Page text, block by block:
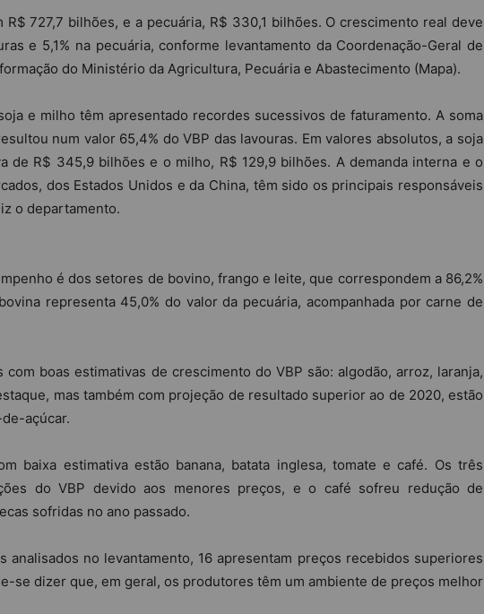
R$ 727,7 bilhões, e a pecuária, R$ 330,1 bilhões. O crescimento real deve
e 5,1% na pecuária, conforme levantamento da Coordenação-Geral de
do Ministério da Agricultura, Pecuária e Abastecimento (Mapa).
e milho têm apresentado recordes sucessivos de faturamento. A soma
num valor 65,4% do VBP das lavouras. Em valores absolutos, a soja
de R$ 345,9 bilhões e o milho, R$ 129,9 bilhões. A demanda interna e o
dos Estados Unidos e da China, têm sido os principais responsáveis
o departamento.
é dos setores de bovino, frango e leite, que correspondem a 86,2%
representa 45,0% do valor da pecuária, acompanhada por carne de
boas estimativas de crescimento do VBP são: algodão, arroz, laranja,
mas também com projeção de resultado superior ao de 2020, estão
açúcar.
baixa estimativa estão banana, batata inglesa, tomate e café. Os três
do VBP devido aos menores preços, e o café sofreu redução de
sofridas no ano passado.
analisados no levantamento, 16 apresentam preços recebidos superiores
se dizer que, em geral, os produtores têm um ambiente de preços melhor